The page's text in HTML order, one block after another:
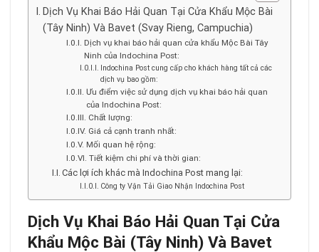
Dịch Vụ Khai Báo Hải Quan Tại Cửa Khẩu Mộc Bài
(Tây Ninh) Và Bavet (Svay Rieng, Campuchia)
Dịch vụ khai báo hải quan cửa khẩu Mộc Bài Tây
Ninh của Indochina Post:
Indochina Post cung cấp cho khách hàng tất cả các
dịch vụ bao gồm:
Ưu điểm việc sử dụng dịch vụ khai báo hải quan
của Indochina Post:
Chất lượng:
Giá cả cạnh tranh nhất:
Mối quan hệ rộng:
Tiết kiệm chi phí và thời gian:
Các lợi ích khác mà Indochina Post mang lại:
Công ty Vận Tải Giao Nhận Indochina Post
Dịch Vụ Khai Báo Hải Quan Tại Cửa
Khẩu Mộc Bài (Tây Ninh) Và Bavet